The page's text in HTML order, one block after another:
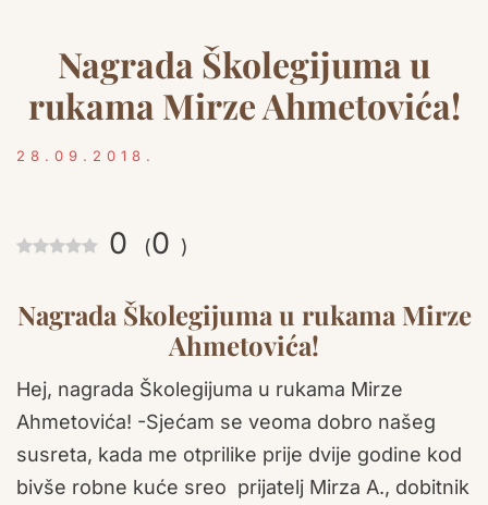
Nagrada Školegijuma u
rukama Mirze Ahmetovića!
28.09.2018.
0 (0 )
Nagrada Školegijuma u rukama Mirze
Ahmetovića!
Hej, nagrada Školegijuma u rukama Mirze
Ahmetovića! -Sjećam se veoma dobro našeg
susreta, kada me otprilike prije dvije godine kod
bivše robne kuće sreo prijatelj Mirza A., dobitnik